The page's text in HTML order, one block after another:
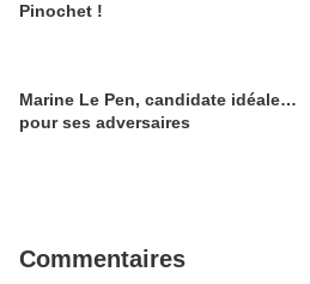
Pinochet !
Marine Le Pen, candidate idéale…
pour ses adversaires
Commentaires